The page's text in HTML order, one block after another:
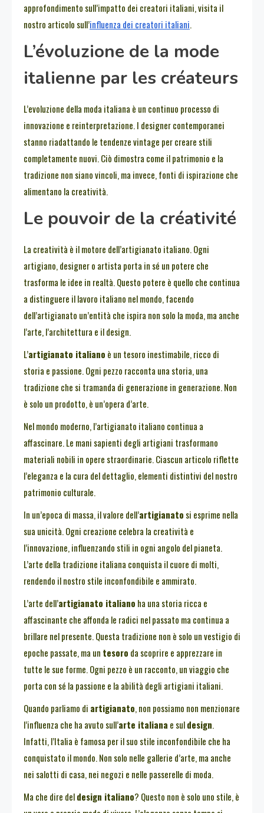
approfondimento sull’impatto dei creatori italiani, visita il
nostro articolo sull’influenza dei creatori italiani.
L’évoluzione de la mode
italienne par les créateurs
L’evoluzione della moda italiana è un continuo processo di
innovazione e reinterpretazione. I designer contemporanei
stanno riadattando le tendenze vintage per creare stili
completamente nuovi. Ciò dimostra come il patrimonio e la
tradizione non siano vincoli, ma invece, fonti di ispirazione che
alimentano la creatività.
Le pouvoir de la créativité
La creatività è il motore dell’artigianato italiano. Ogni
artigiano, designer o artista porta in sé un potere che
trasforma le idee in realtà. Questo potere è quello che continua
a distinguere il lavoro italiano nel mondo, facendo
dell’artigianato un’entità che ispira non solo la moda, ma anche
l’arte, l’architettura e il design.
L’artigianato italiano è un tesoro inestimabile, ricco di
storia e passione. Ogni pezzo racconta una storia, una
tradizione che si tramanda di generazione in generazione. Non
è solo un prodotto, è un’opera d’arte.
Nel mondo moderno, l’artigianato italiano continua a
affascinare. Le mani sapienti degli artigiani trasformano
materiali nobili in opere straordinarie. Ciascun articolo riflette
l’eleganza e la cura del dettaglio, elementi distintivi del nostro
patrimonio culturale.
In un’epoca di massa, il valore dell’artigianato si esprime nella
sua unicità. Ogni creazione celebra la creatività e
l’innovazione, influenzando stili in ogni angolo del pianeta.
L’arte della tradizione italiana conquista il cuore di molti,
rendendo il nostro stile inconfondibile e ammirato.
L’arte dell’artigianato italiano ha una storia ricca e
affascinante che affonda le radici nel passato ma continua a
brillare nel presente. Questa tradizione non è solo un vestigio di
epoche passate, ma un tesoro da scoprire e apprezzare in
tutte le sue forme. Ogni pezzo è un racconto, un viaggio che
porta con sé la passione e la abilità degli artigiani italiani.
Quando parliamo di artigianato, non possiamo non menzionare
l’influenza che ha avuto sull’arte italiana e suldesign.
Infatti, l’Italia è famosa per il suo stile inconfondibile che ha
conquistato il mondo. Non solo nelle gallerie d’arte, ma anche
nei salotti di casa, nei negozi e nelle passerelle di moda.
Ma che dire deldesign italiano? Questo non è solo uno stile, è